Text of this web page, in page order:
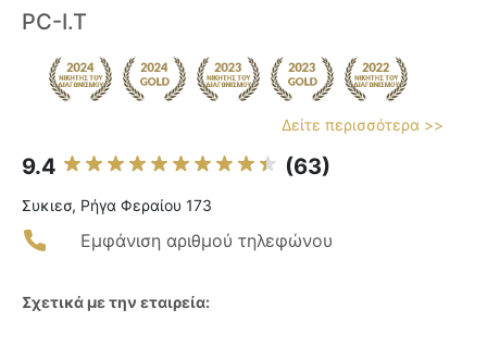
PC-I.T
Δείτε περισσότερα >>
9.4 (63)
Συκιεσ, Ρήγα Φεραίου 173
Εμφάνιση αριθμού τηλεφώνου
Σχετικά με την εταιρεία: